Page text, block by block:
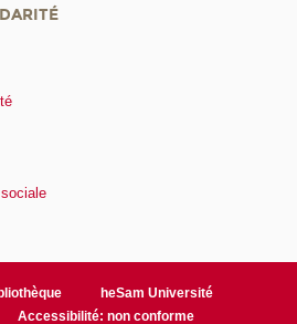
heSam Université
Accessibilité: non conforme